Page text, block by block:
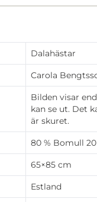
Dalahästar
Carola
Bilden visar
kan se ut. Det
är skuret.
80 % Bomull
65×85 cm
Estland